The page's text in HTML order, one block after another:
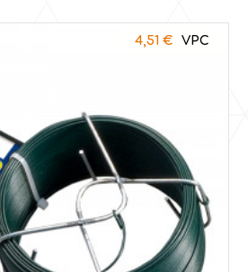
4,51 €